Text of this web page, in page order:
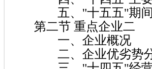
五、"十五五"期间
第二节 重点企业二
一、企业概况
二、企业优劣势